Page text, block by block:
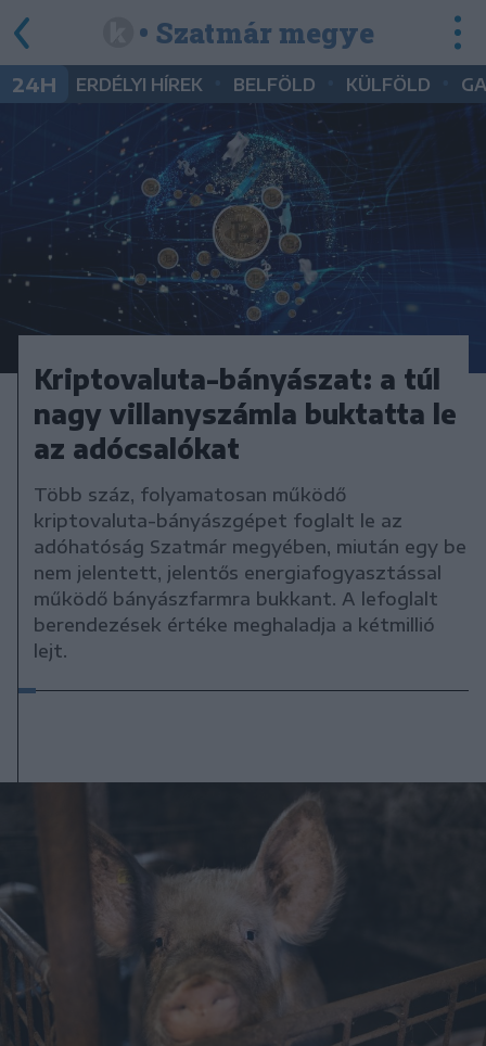
• Szatmár megye
24H ERDÉLYI HÍREK BELFÖLD KÜLFÖLD
Kriptovaluta-bányászat: a túl
nagy villanyszámla buktatta le
az adócsalókat
Több száz, folyamatosan működő
kriptovaluta-bányászgépet foglalt le az
adóhatóság Szatmár megyében, miután egy be
nem jelentett, jelentős energiafogyasztással
működő bányászfarmra bukkant. A lefoglalt
berendezések értéke meghaladja a kétmillió
lejt.